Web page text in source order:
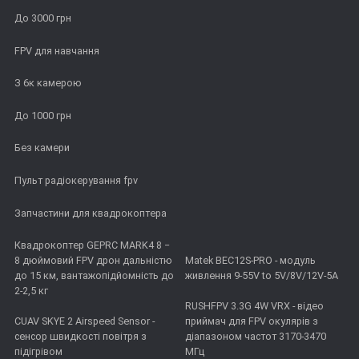
До 3000 грн
FPV для навчання
З 6к камерою
До 1000 грн
Без камери
Пульт радіокерування fpv
Запчастини для квадрокоптера
Квадрокоптер GEPRC MARK4 8 −
8 дюймовий FPV дрон дальністю
до 15 км, вантажопідйомність до
2-2,5 кг
CUAV SKYE 2 Airspeed Sensor -
сенсор швидкості повітря з
підігрівом
Matek BEC12S-PRO - модуль
живлення 9-55V to 5V/8V/12V-5A
RUSHFPV 3.3G 4W VRX - відео
приймач для FPV окулярів з
діапазоном частот 3170-3470
МГц